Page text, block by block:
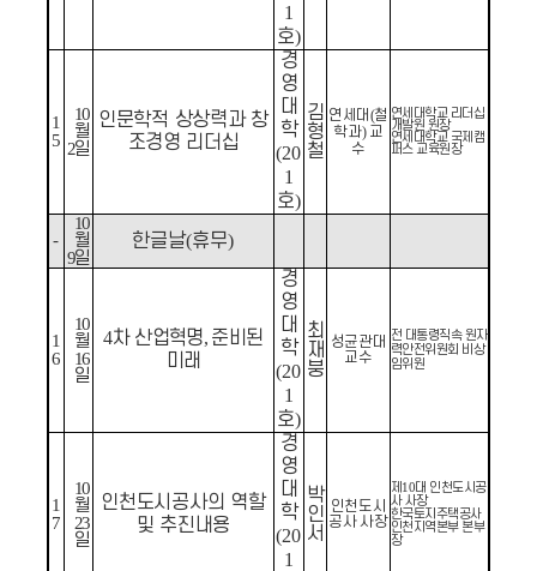
1
호)
1
5
10
월
2일
인문학적 상상력과 창
조경영 리더십
경
영
대
학
(20
1
호)
김
형
철
연세대 (철
학과) 교
수
연세대학교 리더십
개발원 원장
연세대학교 국제캠
퍼스 교육원장
-
10
월
9일
한글날(휴무)
1
6
10
월
16
일
4차 산업혁명, 준비된
미래
경
영
대
학
(20
1
호)
최
재
붕
성균관대
교수
전 대통령직속 원자
력안전위원회 비상
임위원
1
7
10
월
23
일
인천도시공사의 역할
및 추진내용
경
영
대
학
(20
1
박
인
서
인천도시
공사 사장
제 10대 인천도시공
사 사장
한국토지주택공사
인천지역본부 본부
장